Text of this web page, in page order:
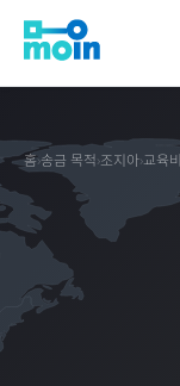
홈›송금 목적›조지아›교육비